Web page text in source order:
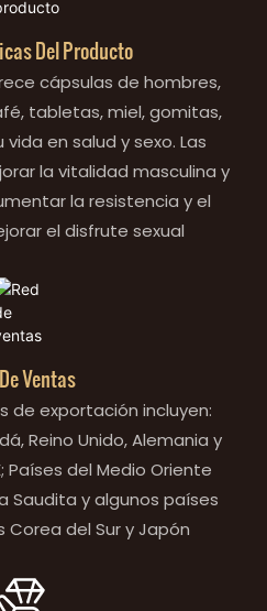
Del Producto
cápsulas de hombres,
tabletas, miel, gomitas,
en salud y sexo. Las
la vitalidad masculina y
la resistencia y el
el disfrute sexual
Ventas
de exportación incluyen:
Reino Unido, Alemania y
Países del Medio Oriente
Saudita y algunos países
Corea del Sur y Japón